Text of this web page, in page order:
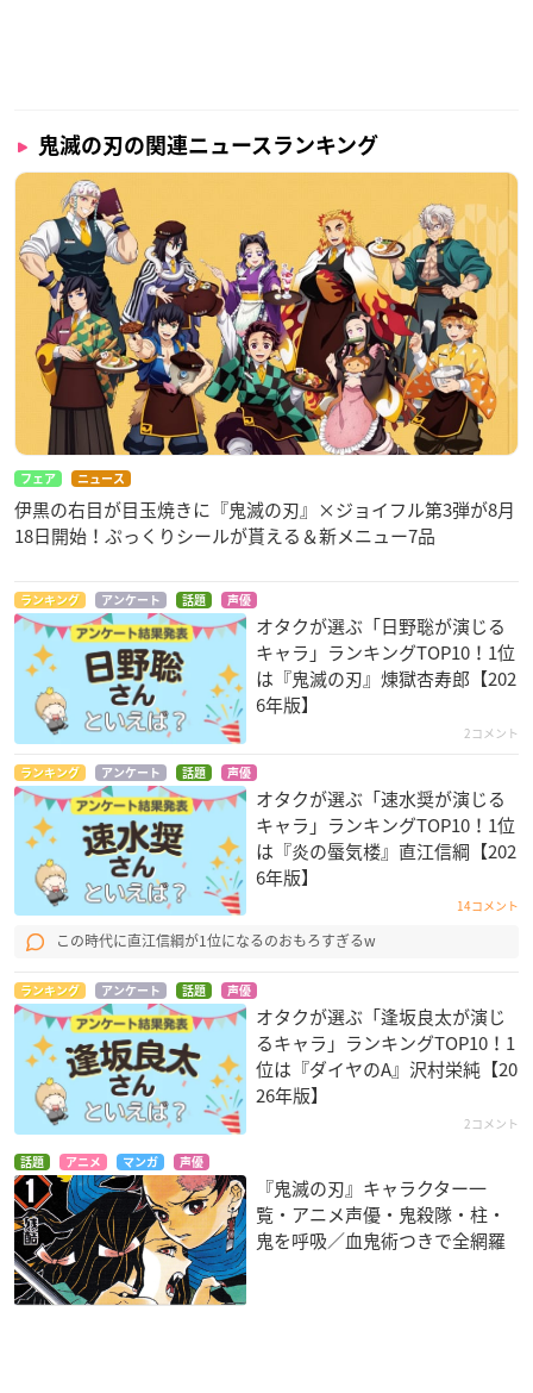
鬼滅の刃の関連ニュースランキング
フェア ニュース
伊黒の右目が目玉焼きに『鬼滅の刃』×ジョイフル第3弾が8月
18日開始！ぷっくりシールが貰える＆新メニュー7品
ランキング アンケート 話題 声優
オタクが選ぶ「日野聡が演じる
キャラ」ランキングTOP10！1位
は『鬼滅の刃』煉󠄁獄杏寿郎【202
6年版】
2コメント
ランキング アンケート 話題 声優
オタクが選ぶ「速水奨が演じる
キャラ」ランキングTOP10！1位
は『炎の蜃気楼』直江信綱【202
6年版】
14コメント
この時代に直江信綱が1位になるのおもろすぎるw
ランキング アンケート 話題 声優
オタクが選ぶ「逢坂良太が演じ
るキャラ」ランキングTOP10！1
位は『ダイヤのA』沢村栄純【20
26年版】
2コメント
話題 アニメ マンガ 声優
『鬼滅の刃』キャラクター一
覧・アニメ声優・鬼殺隊・柱・
鬼を呼吸／血鬼術つきで全網羅